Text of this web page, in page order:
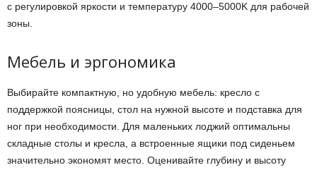
с регулировкой яркости и температуру 4000–5000K для рабочей
зоны.
Мебель и эргономика
Выбирайте компактную, но удобную мебель: кресло с
поддержкой поясницы, стол на нужной высоте и подставка для
ног при необходимости. Для маленьких лоджий оптимальны
складные столы и кресла, а встроенные ящики под сиденьем
значительно экономят место. Оценивайте глубину и высоту